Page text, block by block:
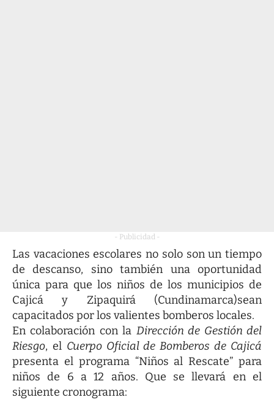
- Publicidad -
Las vacaciones escolares no solo son un tiempo
de descanso, sino también una oportunidad
única para que los niños de los municipios de
Cajicá y Zipaquirá (Cundinamarca)sean
capacitados por los valientes bomberos locales.
En colaboración con la Dirección de Gestión del
Riesgo, el Cuerpo Oficial de Bomberos de Cajicá
presenta el programa “Niños al Rescate” para
niños de 6 a 12 años. Que se llevará en el
siguiente cronograma: